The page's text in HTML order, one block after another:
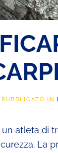
IN
un atleta di
La